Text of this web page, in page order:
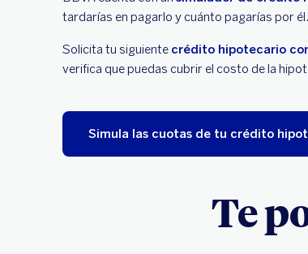
tardarías en pagarlo y cuánto pagarías por él.
Solicita tu siguiente crédito hipotecario
verifica que puedas cubrir el costo de la
Simula las cuotas de tu crédito
Te